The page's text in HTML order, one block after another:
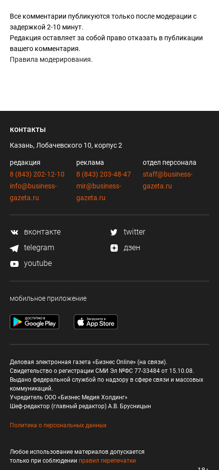
Все комментарии публикуются только после модерации с
задержкой 2-10 минут.
Редакция оставляет за собой право отказать в публикации
вашего комментария.
Правила модерирования.
контакты
Казань, Лобачевского 10, корпус 2
редакция
8 (843) 202-12-10
info@business-
gazeta.ru
реклама
8 (843) 203-48-47
mir@business-
gazeta.ru
отдел персонала
staff@business-
gazeta.ru
вконтакте
twitter
telegram
дзен
youtube
мобильное приложение
Деловая электронная газета «Бизнес Online» (на связи).
Свидетельство о регистрации СМИ Эл №ФС 77-33484 от 15.10.08.
Выдано федеральной службой по надзору в сфере связи и массовых
коммуникаций.
Учредитель ООО «Бизнес Медия Холдинг»
Шеф-редактор (главный редактор) А.В. Брусницын
Политика о персональных данных
Любое использование материалов допускается
только при соблюдении правил перепечатки